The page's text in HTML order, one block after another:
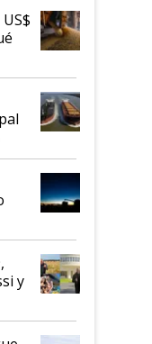
y